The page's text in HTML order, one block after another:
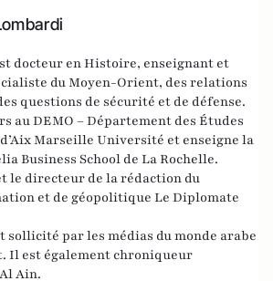
docteur en Histoire, enseignant et
du Moyen-Orient, des relations
questions de sécurité et de défense.
au DEMO – Département des Études
Marseille Université et enseigne la
Business School de La Rochelle.
le directeur de la rédaction du
et de géopolitique Le Diplomate
par les médias du monde arabe
Il est également chroniqueur
Al Ain.